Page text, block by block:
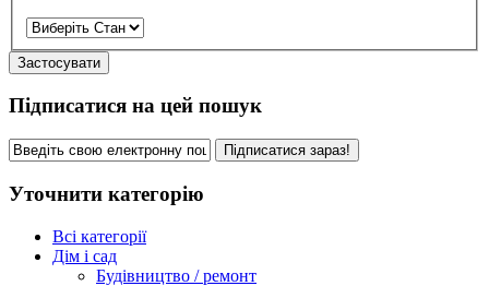
Застосувати
Підписатися на цей пошук
Підписатися зараз!
Уточнити категорію
Всі категорії
Дім і сад
Будівництво / ремонт